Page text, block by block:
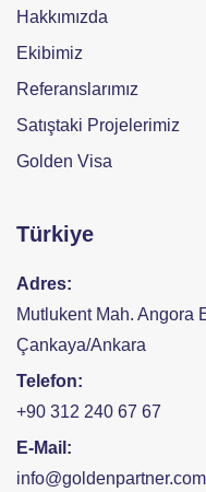
Hakkımızda
Ekibimiz
Referanslarımız
Satıştaki Projelerimiz
Golden Visa
Türkiye
Adres:
Mutlukent Mah. Angora
Çankaya/Ankara
Telefon:
+90 312 240 67 67
E-Mail: